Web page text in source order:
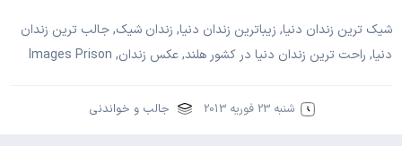
شیک ترین زندان دنیا, زیباترین زندان دنیا, زندان شیک, جالب ترین زندان
دنیا, راحت ترین زندان دنیا در کشور هلند, عکس زندان, Images Prison
شنبه 23 فوریه 2013 جالب و خواندنی